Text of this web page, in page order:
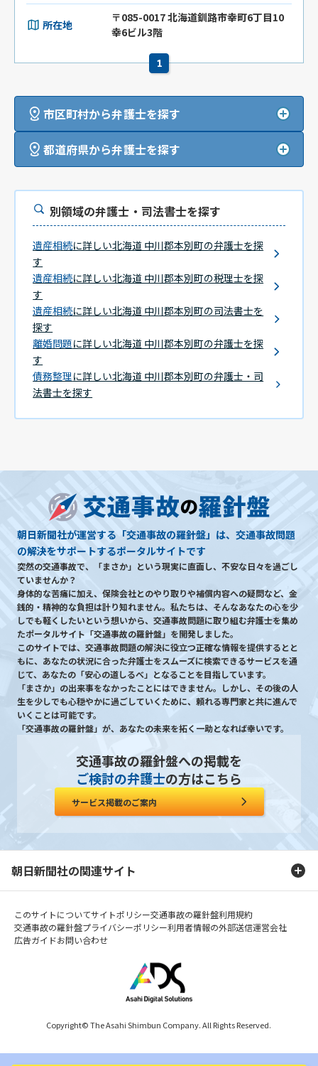
所在地
〒085-0017 北海道釧路市幸町6丁目10
幸6ビル3階
1
市区町村から弁護士を探す
都道府県から弁護士を探す
別領域の弁護士・司法書士を探す
遺産相続に詳しい北海道 中川郡本別町の弁護士を探
す
遺産相続に詳しい北海道 中川郡本別町の税理士を探
す
遺産相続に詳しい北海道 中川郡本別町の司法書士を
探す
離婚問題に詳しい北海道 中川郡本別町の弁護士を探
す
債務整理に詳しい北海道 中川郡本別町の弁護士・司
法書士を探す
朝日新聞社が運営する「交通事故の羅針盤」は、交通事故問題
の解決をサポートするポータルサイトです
突然の交通事故で、「まさか」という現実に直面し、不安な日々を過ごし
ていませんか？
身体的な苦痛に加え、保険会社とのやり取りや補償内容への疑問など、金
銭的・精神的な負担は計り知れません。私たちは、そんなあなたの心を少
しでも軽くしたいという想いから、交通事故問題に取り組む弁護士を集め
たポータルサイト「交通事故の羅針盤」を開発しました。
このサイトでは、交通事故問題の解決に役立つ正確な情報を提供するとと
もに、あなたの状況に合った弁護士をスムーズに検索できるサービスを通
じて、あなたの「安心の道しるべ」となることを目指しています。
「まさか」の出来事をなかったことにはできません。しかし、その後の人
生を少しでも心穏やかに過ごしていくために、頼れる専門家と共に進んで
いくことは可能です。
「交通事故の羅針盤」が、あなたの未来を拓く一助となれば幸いです。
交通事故の羅針盤への掲載を
ご検討の弁護士の方はこちら
サービス掲載のご案内
朝日新聞社の関連サイト
このサイトについてサイトポリシー交通事故の羅針盤利用規約
交通事故の羅針盤プライバシーポリシー利用者情報の外部送信運営会社
広告ガイドお問い合わせ
Copyright© The Asahi Shimbun Company. All Rights Reserved.